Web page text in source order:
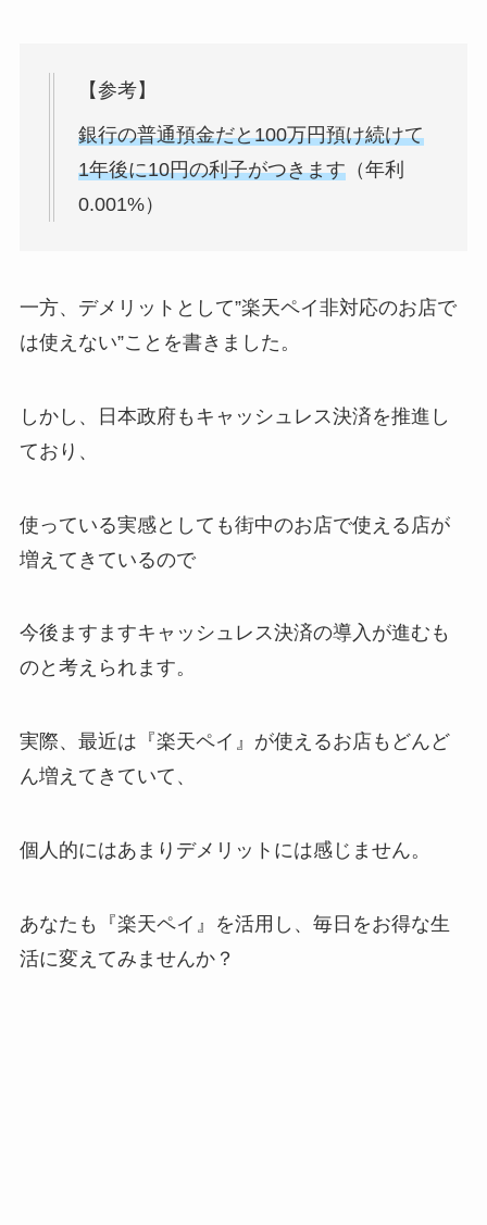
【参考】
銀行の普通預金だと100万円預け続けて
1年後に10円の利子がつきます（年利
0.001%）
一方、デメリットとして”楽天ペイ非対応のお店で
は使えない”ことを書きました。
しかし、日本政府もキャッシュレス決済を推進し
ており、
使っている実感としても街中のお店で使える店が
増えてきているので
今後ますますキャッシュレス決済の導入が進むも
のと考えられます。
実際、最近は『楽天ペイ』が使えるお店もどんど
ん増えてきていて、
個人的にはあまりデメリットには感じません。
あなたも『楽天ペイ』を活用し、毎日をお得な生
活に変えてみませんか？